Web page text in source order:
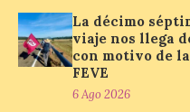
como
7 Ago 2026
La cadena
La décimo
viaje nos llega
con motivo de
FEVE
6 Ago 2026